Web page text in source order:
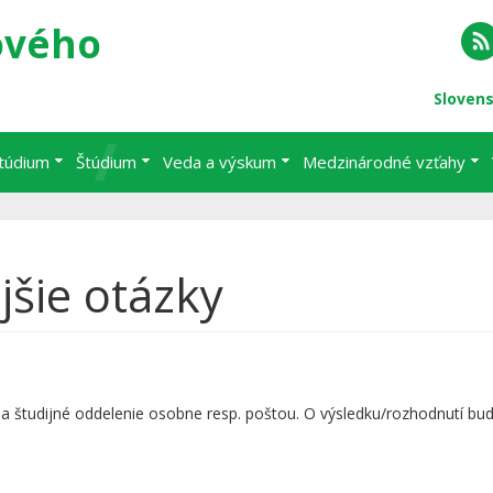
Štúdium Veda a výskum Medzinárodné vzťahy
otázky
študijné oddelenie osobne resp. poštou. O výsledku/rozhodnutí